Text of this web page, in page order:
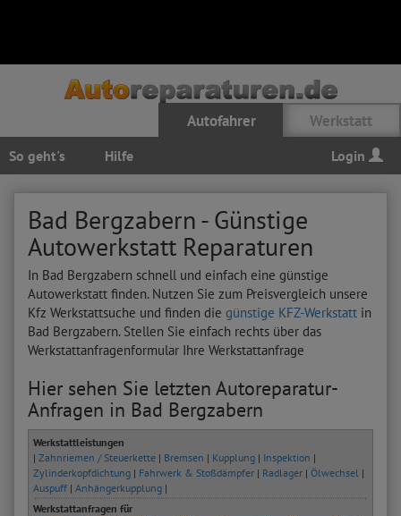
Autofahrer Werkstatt
So geht's Hilfe Login
Bad Bergzabern - Günstige
Autowerkstatt Reparaturen
In Bad Bergzabern schnell und einfach eine günstige
Autowerkstatt finden. Nutzen Sie zum Preisvergleich unsere
Kfz Werkstattsuche und finden die günstige KFZ-Werkstatt in
Bad Bergzabern. Stellen Sie einfach rechts über das
Werkstattanfragenformular Ihre Werkstattanfrage
Hier sehen Sie letzten Autoreparatur-
Anfragen in Bad Bergzabern
Werkstattleistungen
| Zahnriemen / Steuerkette | Bremsen | Kupplung | Inspektion |
Zylinderkopfdichtung | Fahrwerk & Stoßdämpfer | Radlager | Ölwechsel |
Auspuff | Anhängerkupplung |
Werkstattanfragen für